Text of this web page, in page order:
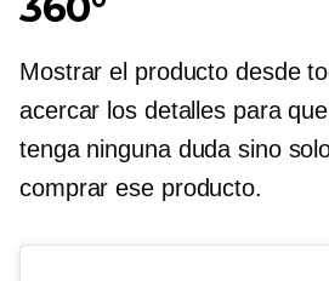
Mostrar el producto desde
acercar los detalles para
tenga ninguna duda sino
comprar ese producto.